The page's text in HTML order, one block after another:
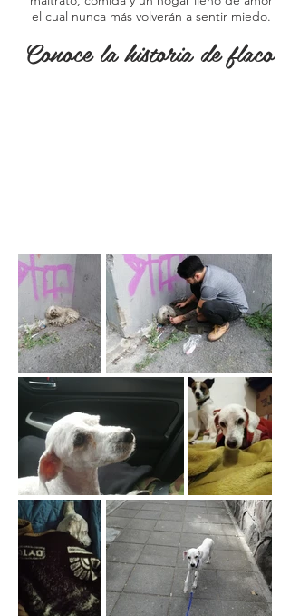
el cual nunca más volverán a sentir miedo.
Conoce la historia de flaco